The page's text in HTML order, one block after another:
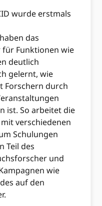
wurde erstmals
das
für Funktionen wie
deutlich
gelernt, wie
Forschern durch
ist. So arbeitet die
verschiedenen
Schulungen
Teil des
und
wie
auf den